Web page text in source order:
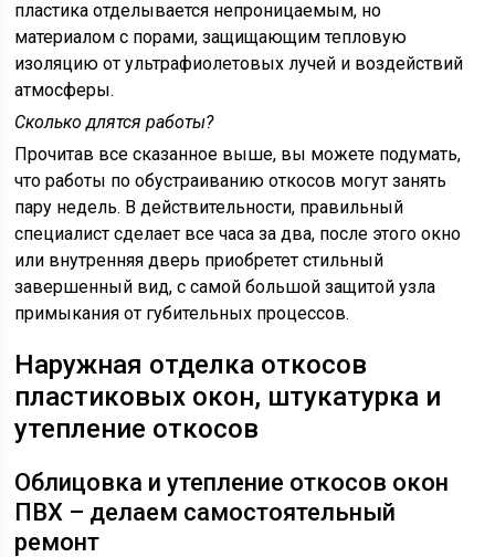
пластика отделывается непроницаемым, но
материалом с порами, защищающим тепловую
изоляцию от ультрафиолетовых лучей и воздействий
атмосферы.
Сколько длятся работы?
Прочитав все сказанное выше, вы можете подумать,
что работы по обустраиванию откосов могут занять
пару недель. В действительности, правильный
специалист сделает все часа за два, после этого окно
или внутренняя дверь приобретет стильный
завершенный вид, с самой большой защитой узла
примыкания от губительных процессов.
Наружная отделка откосов
пластиковых окон, штукатурка и
утепление откосов
Облицовка и утепление откосов окон
ПВХ – делаем самостоятельный
ремонт